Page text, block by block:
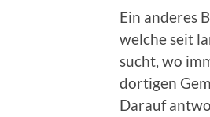
Ein anderes
welche seit
sucht, wo
dortigen
Darauf